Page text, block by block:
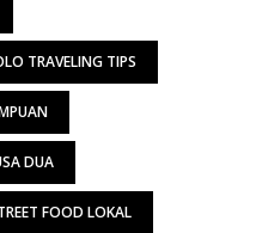
TRAVELING TIPS
DUA
FOOD LOKAL